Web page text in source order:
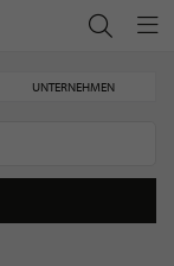
UNTERNEHMEN